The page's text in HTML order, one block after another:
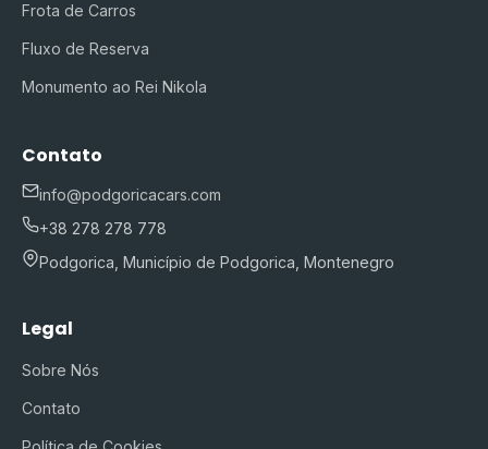
Frota de Carros
Fluxo de Reserva
Monumento ao Rei Nikola
Contato
info@podgoricacars.com
+38 278 278 778
Podgorica, Município de Podgorica, Montenegro
Legal
Sobre Nós
Contato